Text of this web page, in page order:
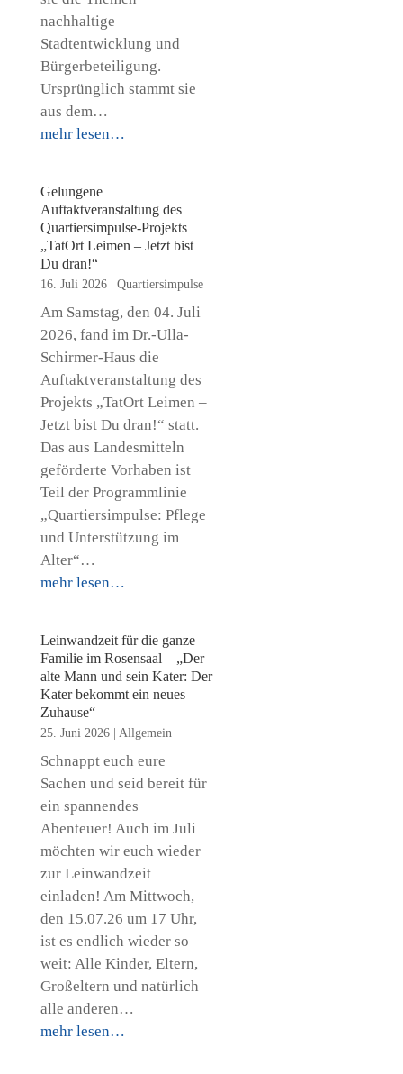
nachhaltige
Stadtentwicklung und
Bürgerbeteiligung.
Ursprünglich stammt sie
aus dem…
mehr lesen…
Gelungene
Auftaktveranstaltung des
Quartiersimpulse-Projekts
„TatOrt Leimen – Jetzt bist
Du dran!“
16. Juli 2026| Quartiersimpulse
Am Samstag, den 04. Juli
2026, fand im Dr.-Ulla-
Schirmer-Haus die
Auftaktveranstaltung des
Projekts „TatOrt Leimen –
Jetzt bist Du dran!“ statt.
Das aus Landesmitteln
geförderte Vorhaben ist
Teil der Programmlinie
„Quartiersimpulse: Pflege
und Unterstützung im
Alter“…
mehr lesen…
Leinwandzeit für die ganze
Familie im Rosensaal – „Der
alte Mann und sein Kater: Der
Kater bekommt ein neues
Zuhause“
25. Juni 2026| Allgemein
Schnappt euch eure
Sachen und seid bereit für
ein spannendes
Abenteuer! Auch im Juli
möchten wir euch wieder
zur Leinwandzeit
einladen! Am Mittwoch,
den 15.07.26 um 17 Uhr,
ist es endlich wieder so
weit: Alle Kinder, Eltern,
Großeltern und natürlich
alle anderen…
mehr lesen…